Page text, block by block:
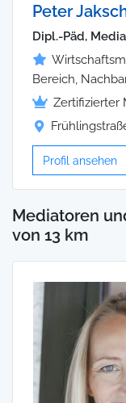
Peter
Dipl.-Päd,
Bereich,
Zertifizierter
Profil ansehen
Mediatoren
von 13 km